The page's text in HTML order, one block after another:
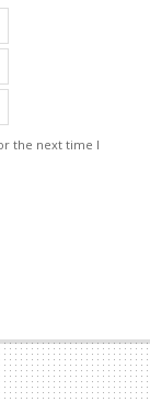
the next time I